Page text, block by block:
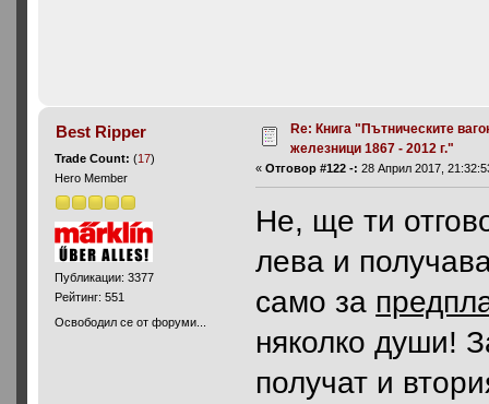
Best Ripper
Trade Count:(17)
Hero Member
Публикации: 3377
Рейтинг: 551
Освободил се от форуми...
Re: Книга "Пътническите
железници 1867 - 2012 г."
«Отговор #122 -: 28 Април 2017,
Не, ще ти
лева и
само за
няколко души!
получат и